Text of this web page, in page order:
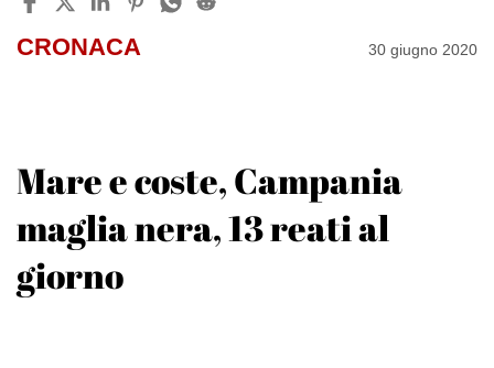
CRONACA 30 giugno 2020
Mare e coste, Campania
maglia nera, 13 reati al
giorno